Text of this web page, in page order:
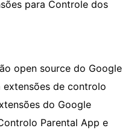
para Controle dos
open source do Google
de controlo
do Google
Parental App e